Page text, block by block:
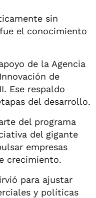
sin
el conocimiento
de la Agencia
de
Ese respaldo
del desarrollo.
del programa
del gigante
empresas
crecimiento.
para ajustar
y políticas